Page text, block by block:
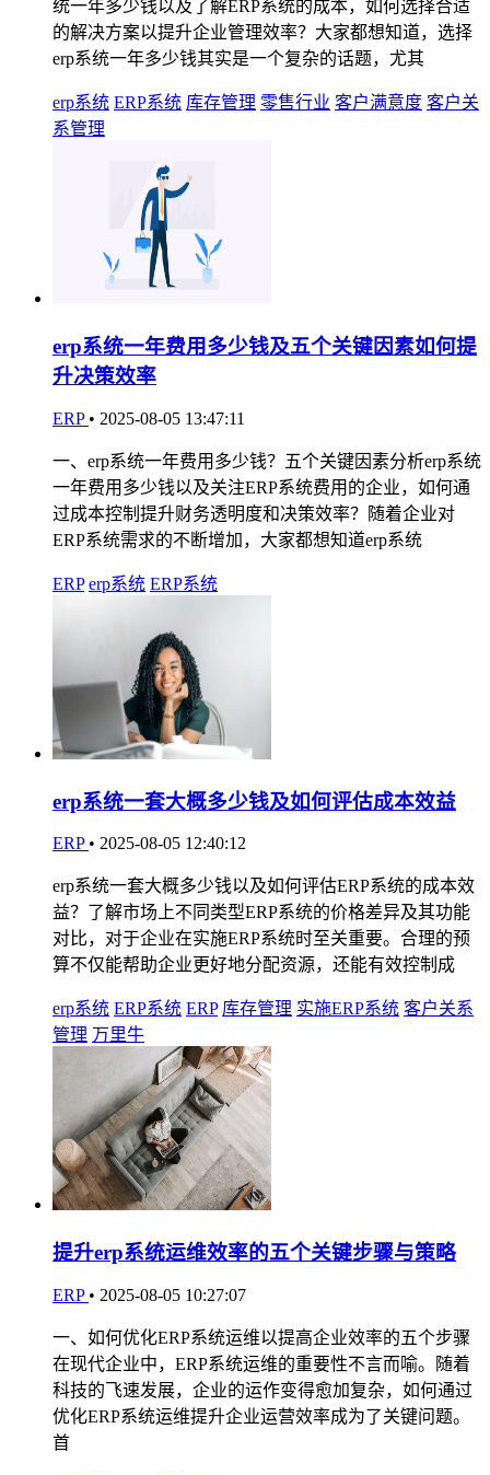
统一年多少钱以及了解ERP系统的成本，如何选择合适
的解决方案以提升企业管理效率？大家都想知道，选择
erp系统一年多少钱其实是一个复杂的话题，尤其
erp系统 ERP系统 库存管理 零售行业 客户满意度 客户关
系管理
erp系统一年费用多少钱及五个关键因素如何提
升决策效率
ERP • 2025-08-05 13:47:11
一、erp系统一年费用多少钱？五个关键因素分析erp系统
一年费用多少钱以及关注ERP系统费用的企业，如何通
过成本控制提升财务透明度和决策效率？随着企业对
ERP系统需求的不断增加，大家都想知道erp系统
ERP erp系统 ERP系统
erp系统一套大概多少钱及如何评估成本效益
ERP • 2025-08-05 12:40:12
erp系统一套大概多少钱以及如何评估ERP系统的成本效
益？了解市场上不同类型ERP系统的价格差异及其功能
对比，对于企业在实施ERP系统时至关重要。合理的预
算不仅能帮助企业更好地分配资源，还能有效控制成
erp系统 ERP系统 ERP 库存管理 实施ERP系统 客户关系
管理 万里牛
提升erp系统运维效率的五个关键步骤与策略
ERP • 2025-08-05 10:27:07
一、如何优化ERP系统运维以提高企业效率的五个步骤
在现代企业中，ERP系统运维的重要性不言而喻。随着
科技的飞速发展，企业的运作变得愈加复杂，如何通过
优化ERP系统运维提升企业运营效率成为了关键问题。
首